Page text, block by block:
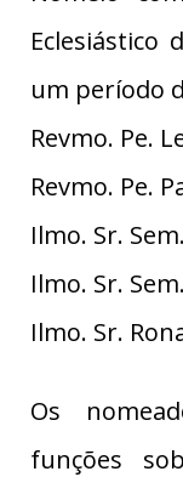
Eclesiástico
um período
Revmo. Pe.
Revmo. Pe.
Ilmo. Sr.
Ilmo. Sr.
Ilmo. Sr.
Os
funções